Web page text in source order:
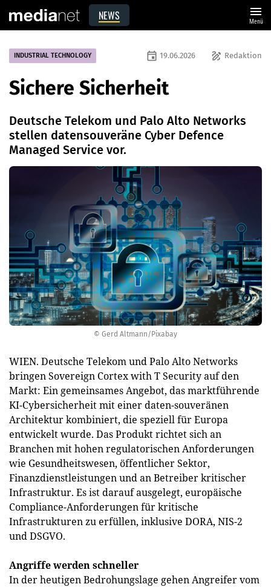
NEWS menu
Menü
© Gerd Altmann/Pixabay
INDUSTRIAL TECHNOLOGY draw Redaktion
event 19.06.2026
Sichere Sicherheit
Deutsche Telekom und Palo Alto Networks
stellen datensouveräne Cyber Defence
Managed Service vor.
WIEN. Deutsche Telekom und Palo Alto Networks
bringen Sovereign Cortex with T Security auf den
Markt: Ein gemeinsames Angebot, das marktführende
KI-Cybersicherheit mit einer daten-souveränen
Architektur kombiniert, die speziell für Europa
entwickelt wurde. Das Produkt richtet sich an
Branchen mit hohen regulatorischen Anforderungen
wie Gesundheitswesen, öffentlicher Sektor,
Finanzdienstleistungen und an Betreiber kritischer
Infrastruktur. Es ist darauf ausgelegt, europäische
Compliance-Anforderungen für kritische
Infrastrukturen zu erfüllen, inklusive DORA, NIS-2
und DSGVO.
Angriffe werden schneller
In der heutigen Bedrohungslage gehen Angreifer vom